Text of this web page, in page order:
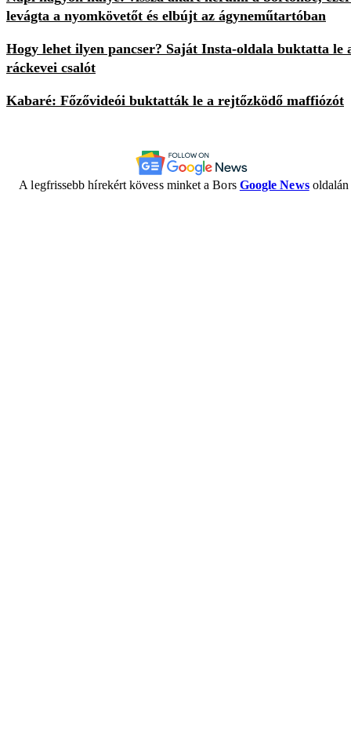
levágta a nyomkövetőt és elbújt az ágyneműtartóban
Hogy lehet ilyen pancser? Saját Insta-oldala buktatta le
ráckevei csalót
Kabaré: Főzővideói buktatták le a rejtőzködő maffiózót
A legfrissebb hírekért kövess minket a Bors Google Newsoldalán